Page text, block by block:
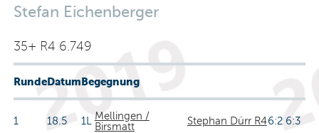
Stefan Eichenberger
35+ R4 6.749
RundeDatumBegegnung
1 18.5 1LMellingen /
Birsmatt
Stephan Dürr R46:2 6:3